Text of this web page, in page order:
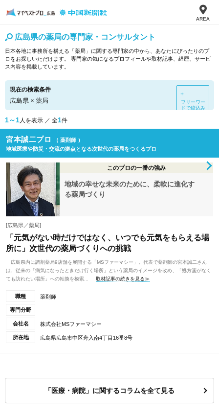
AREA
広島県の薬局の専門家・コンサルタント
日本各地に事務所を構える「薬局」に関する専門家の中から、あなたにぴったりのプ
ロをお探しいただけます。 専門家の気になるプロフィールや取材記事、経歴、サービ
ス内容を掲載しています。
現在の検索条件
広島県 × 薬局
＋
フリーワー
ドで絞込み
1～1人を表示 ／ 全1件
宮本誠二プロ
（ 薬剤師 ）
地域医療や防災・交流の拠点となる次世代の薬局をつくるプロ
このプロの一番の強み
地域の幸せな未来のために、柔軟に進化す
る薬局づくり
[広島県／薬局]
「元気がない時だけではなく、いつでも元気をもらえる場
所に」次世代の薬局づくりへの挑戦
広島県内に調剤薬局9店舗を展開する「MSファーマシー」。代表で薬剤師の宮本誠二さん
は、従来の「病気になったときだけ行く場所」という薬局のイメージを改め、「処方箋がなく
ても訪れたい場所」への転換を模索...
取材記事の続きを見る≫
職種 薬剤師
専門分野
会社名 株式会社MSファーマシー
所在地 広島県広島市中区舟入南4丁目16番8号
「医療・病院」に関するコラムを全て見る